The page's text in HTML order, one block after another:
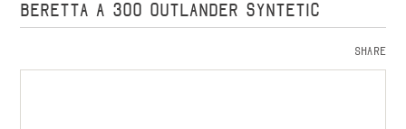
BERETTA A 300 OUTLANDER SYNTETIC
Share